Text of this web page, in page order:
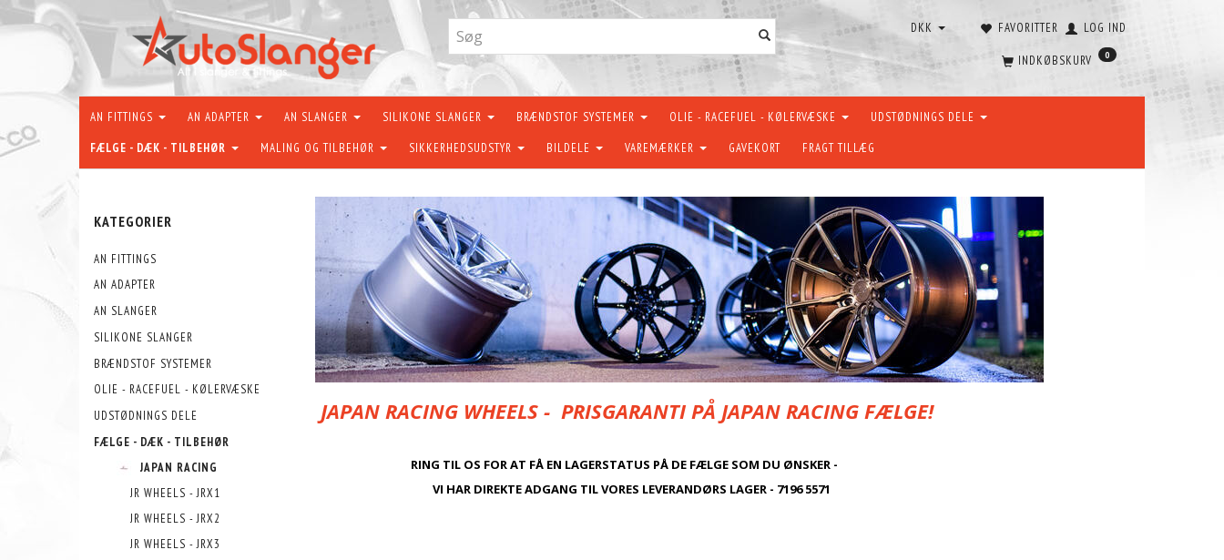
FAVORITTER LOG IND
DKK
INDKØBSKURV 0
AN FITTINGS AN ADAPTER AN SLANGER SILIKONE SLANGER BRÆNDSTOF SYSTEMER OLIE - RACEFUEL - KØLERVÆSKE UDSTØDNINGS DELE
FÆLGE - DÆK - TILBEHØR MALING OG TILBEHØR SIKKERHEDSUDSTYR BILDELE VAREMÆRKER GAVEKORT FRAGT TILLÆG
KATEGORIER
AN FITTINGS
AN ADAPTER
AN SLANGER
SILIKONE SLANGER
BRÆNDSTOF SYSTEMER
OLIE - RACEFUEL - KØLERVÆSKE
UDSTØDNINGS DELE
FÆLGE - DÆK - TILBEHØR
JAPAN RACING
JR WHEELS - JRX1
JR WHEELS - JRX2
JR WHEELS - JRX3
JAPAN RACING WHEELS - PRISGARANTI PÅ JAPAN RACING FÆLGE!
RING TIL OS FOR AT FÅ EN LAGERSTATUS PÅ DE FÆLGE SOM DU ØNSKER -
VI HAR DIREKTE ADGANG TIL VORES LEVERANDØRS LAGER - 7196 5571